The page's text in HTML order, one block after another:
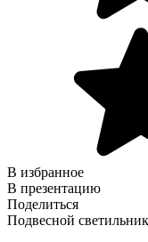
В избранное
В презентацию
Поделиться
Подвесной